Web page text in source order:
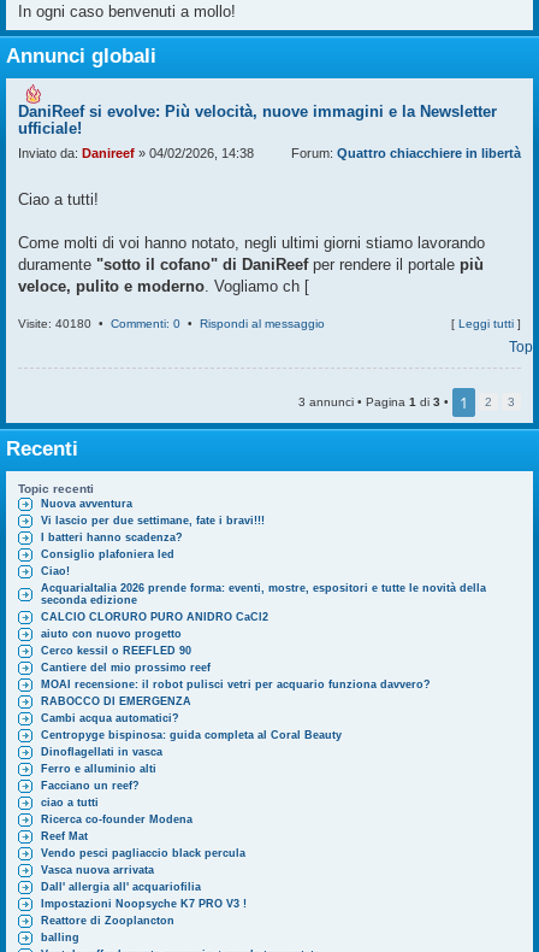
In ogni caso benvenuti a mollo!
Annunci globali
DaniReef si evolve: Più velocità, nuove immagini e la Newsletter
ufficiale!
Inviato da: Danireef » 04/02/2026, 14:38 Forum: Quattro chiacchiere in libertà
Ciao a tutti!
Come molti di voi hanno notato, negli ultimi giorni stiamo lavorando
duramente "sotto il cofano" di DaniReefper rendere il portale più
veloce, pulito e moderno . Vogliamo ch [
Visite: 40180 • Commenti: 0 • Rispondi al messaggio [ Leggi tutti ]
Top
3 annunci • Pagina 1 di 3 • 1 2 3
Recenti
Topic recenti
Nuova avventura
Vi lascio per due settimane, fate i bravi!!!
I batteri hanno scadenza?
Consiglio plafoniera led
Ciao!
AcquariaItalia 2026 prende forma: eventi, mostre, espositori e tutte le novità della
seconda edizione
CALCIO CLORURO PURO ANIDRO CaCl2
aiuto con nuovo progetto
Cerco kessil o REEFLED 90
Cantiere del mio prossimo reef
MOAI recensione: il robot pulisci vetri per acquario funziona davvero?
RABOCCO DI EMERGENZA
Cambi acqua automatici?
Centropyge bispinosa: guida completa al Coral Beauty
Dinoflagellati in vasca
Ferro e alluminio alti
Facciano un reef?
ciao a tutti
Ricerca co-founder Modena
Reef Mat
Vendo pesci pagliaccio black percula
Vasca nuova arrivata
Dall' allergia all' acquariofilia
Impostazioni Noopsyche K7 PRO V3 !
Reattore di Zooplancton
balling